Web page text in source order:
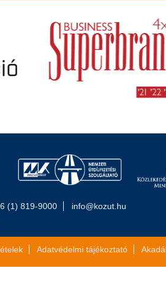
(1) 819-9000
info@kozut.hu
Adatvédelmi tájékoztató